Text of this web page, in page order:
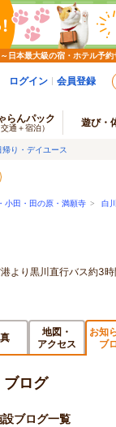
日本最大級の宿・ホテル予約
ログイン 会員登録
らんパック
交通＋宿泊） 遊び・
帰り・デイユース
小田・田の原・満願寺 > 白
より黒川直行バス約3
地図・
アクセス
お知
ブ
ログ
ブログ一覧